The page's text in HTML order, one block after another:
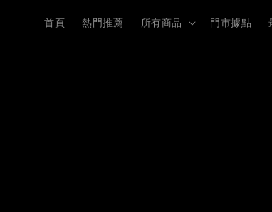
首頁 熱門推薦 所有商品 門市據點